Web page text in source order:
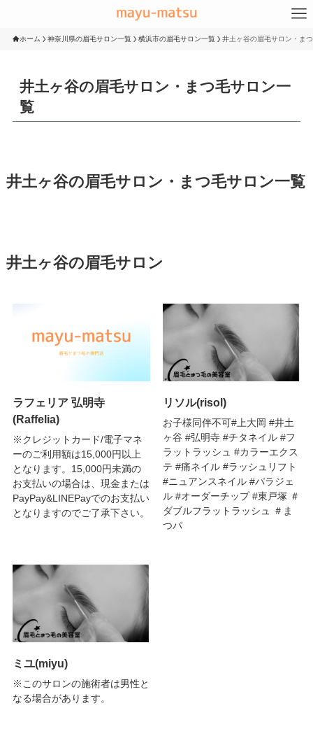
ホーム 神奈川県の眉毛サロン一覧 横浜市の眉毛サロン一覧 井土ヶ谷の眉毛サロン・ま
井土ヶ谷の眉毛サロン・まつ毛サロン一
覧
井土ヶ谷の眉毛サロン・まつ毛サロン一覧
井土ヶ谷の眉毛サロン
ラフェリア 弘明寺
(Raffelia)
※クレジットカード/電子マネ
ーのご利用額は15,000円以上
となります。15,000円未満の
お支払いの場合は、現金または
PayPay&LINEPayでのお支払い
となりますのでご了承下さい。
リソル(risol)
お子様同伴不可#上大岡 #井土
ヶ谷 #弘明寺 #チタネイル #フ
ラットラッシュ #カラーエクス
テ #痛ネイル #ラッシュリフト
#ニュアンスネイル #パラジェ
ル #オーダーチップ #東戸塚 ＃
ダブルフラットラッシュ ＃ま
つパ
ミユ(miyu)
※このサロンの施術者は男性と
なる場合があります。